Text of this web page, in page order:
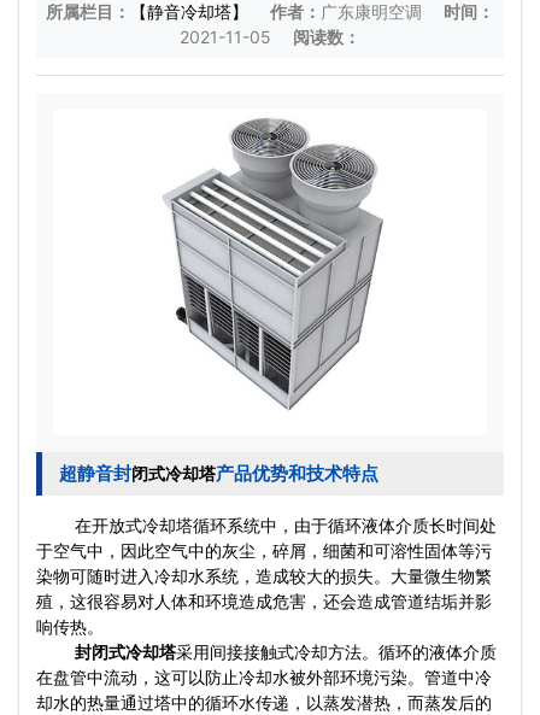
所属栏目： 【静音冷却塔】 作者： 广东康明空调
时间：
2021-11-05
阅读数：
超静音封闭式冷却塔产品优势和技术特点
在开放式冷却塔循环系统中，由于循环液体介质长时间处
于空气中，因此空气中的灰尘，碎屑，细菌和可溶性固体等污
染物可随时进入冷却水系统，造成较大的损失。大量微生物繁
殖，这很容易对人体和环境造成危害，还会造成管道结垢并影
响传热。
封闭式冷却塔采用间接接触式冷却方法。循环的液体介质
在盘管中流动，这可以防止冷却水被外部环境污染。管道中冷
却水的热量通过塔中的循环水传递，以蒸发潜热，而蒸发后的